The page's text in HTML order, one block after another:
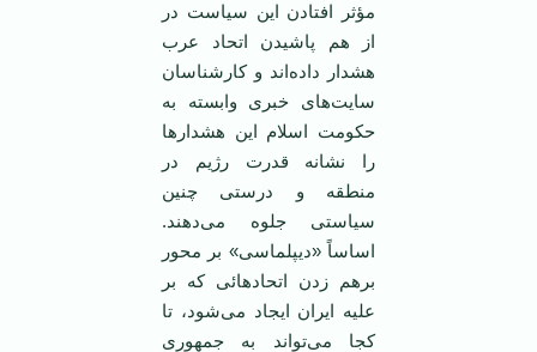
مؤثر افتادن این سیاست در
از هم پاشیدن اتحاد عرب
هشدار داده‌اند و کار‌شناسان
سایت‌های خبری وابسته به
حکومت اسلام این هشدار‌ها
را نشانه قدرت رژیم در
منطقه و درستی چنین
سیاستی جلوه می‌دهند.
اساساً «دیپلماسی» بر محور
برهم زدن اتحاد‌هائی که بر
علیه ایران ایجاد می‌شود، تا
کجا می‌تواند به جمهوری